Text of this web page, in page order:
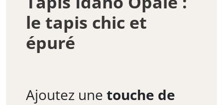
le tapis chic et
épuré
Ajoutez une touche de